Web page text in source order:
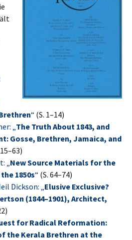
“ (S. 1–14)
„The Truth About 1843, and
Gosse, Brethren, Jamaica, and
„New Source Materials for the
1850s“ (S. 64–74)
Dickson: „Elusive Exclusive?
(1844–1901), Architect,
for Radical Reformation:
the Kerala Brethren at the